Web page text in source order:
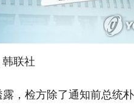
联社
，检方除了通知前总统